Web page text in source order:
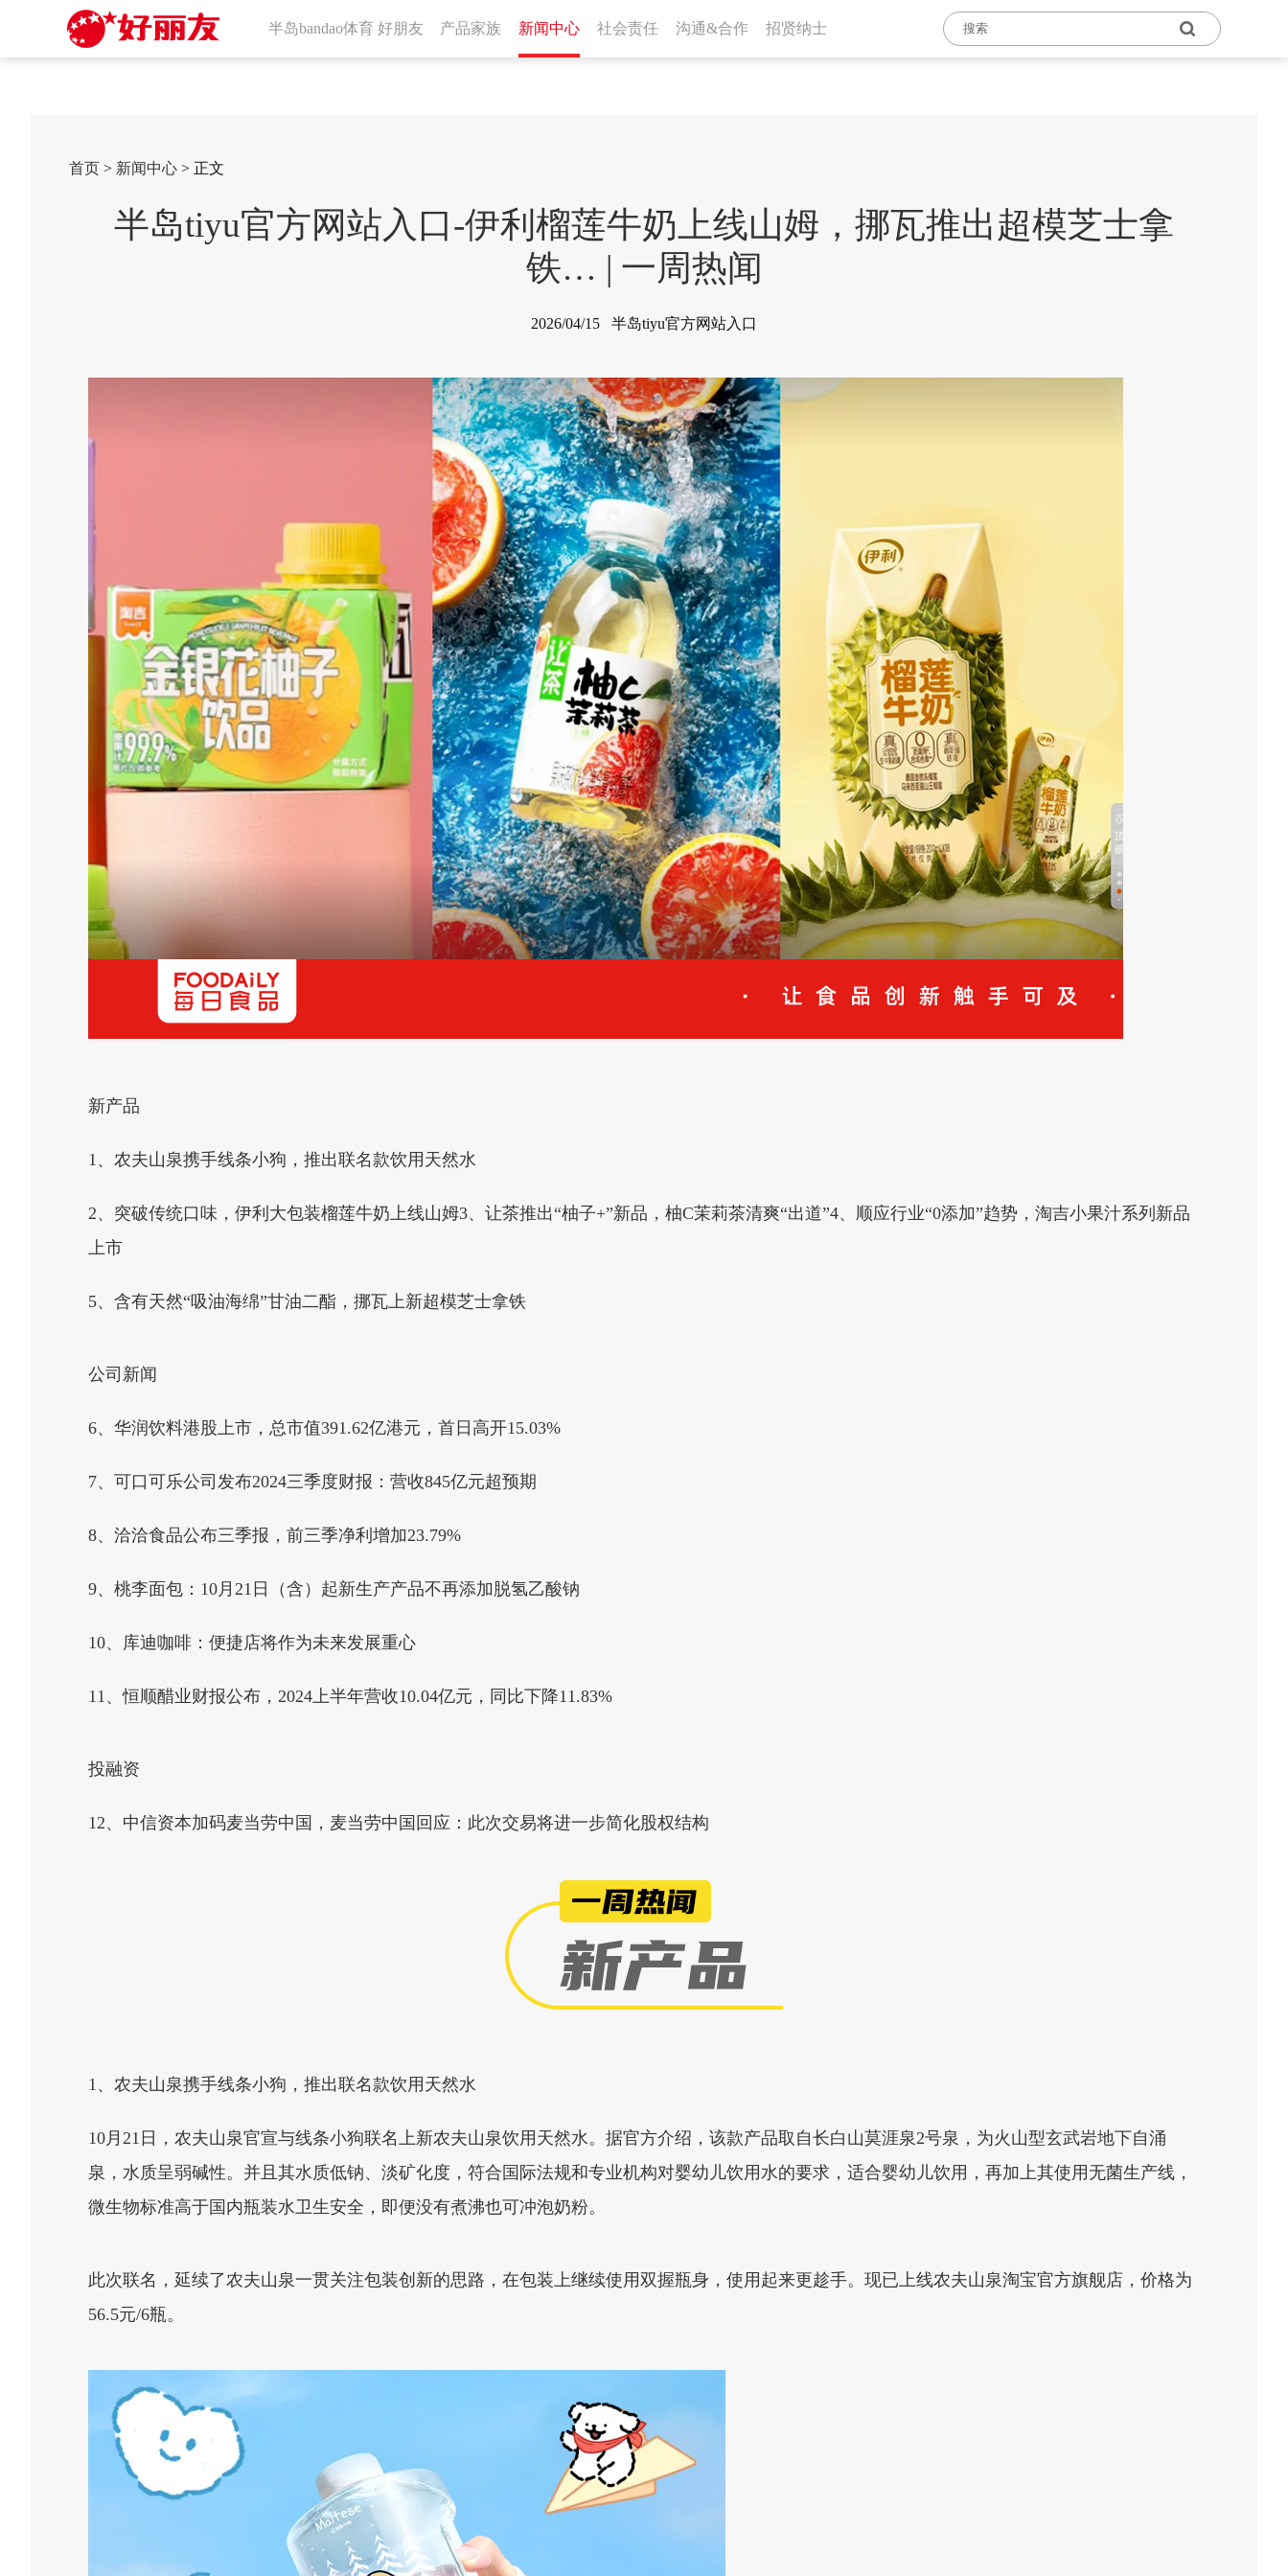
半岛bandao体育 好朋友 产品家族 新闻中心 社会责任 沟通&合作 招贤纳士
首页 > 新闻中心 > 正文
半岛tiyu官方网站入口-伊利榴莲牛奶上线山姆，挪瓦推出超模芝士拿
铁… | 一周热闻
2026/04/15 半岛tiyu官方网站入口
新产品
1、农夫山泉携手线条小狗，推出联名款饮用天然水
2、突破传统口味，伊利大包装榴莲牛奶上线山姆3、让茶推出“柚子+”新品，柚C茉莉茶清爽“出道”4、顺应行业“0添加”趋势，淘吉小果汁系列新品
上市
5、含有天然“吸油海绵”甘油二酯，挪瓦上新超模芝士拿铁
公司新闻
6、华润饮料港股上市，总市值391.62亿港元，首日高开15.03%
7、可口可乐公司发布2024三季度财报：营收845亿元超预期
8、洽洽食品公布三季报，前三季净利增加23.79%
9、桃李面包：10月21日（含）起新生产产品不再添加脱氢乙酸钠
10、库迪咖啡：便捷店将作为未来发展重心
11、恒顺醋业财报公布，2024上半年营收10.04亿元，同比下降11.83%
投融资
12、中信资本加码麦当劳中国，麦当劳中国回应：此次交易将进一步简化股权结构
1、农夫山泉携手线条小狗，推出联名款饮用天然水
10月21日，农夫山泉官宣与线条小狗联名上新农夫山泉饮用天然水。据官方介绍，该款产品取自长白山莫涯泉2号泉，为火山型玄武岩地下自涌
泉，水质呈弱碱性。并且其水质低钠、淡矿化度，符合国际法规和专业机构对婴幼儿饮用水的要求，适合婴幼儿饮用，再加上其使用无菌生产线，
微生物标准高于国内瓶装水卫生安全，即便没有煮沸也可冲泡奶粉。
此次联名，延续了农夫山泉一贯关注包装创新的思路，在包装上继续使用双握瓶身，使用起来更趁手。现已上线农夫山泉淘宝官方旗舰店，价格为
56.5元/6瓶。